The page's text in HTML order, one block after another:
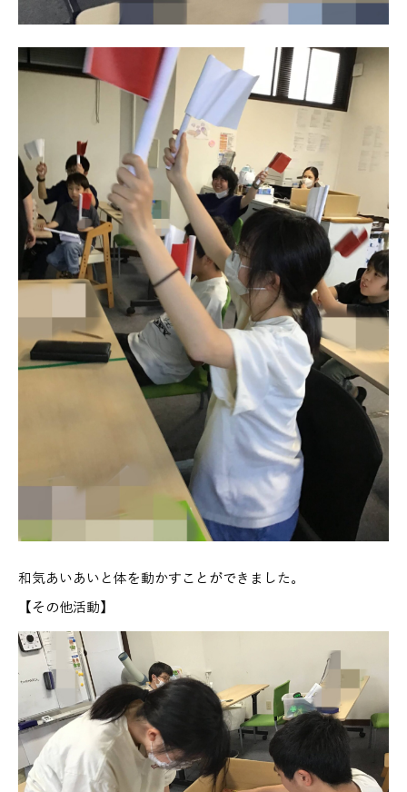
和気あいあいと体を動かすことができました。
【その他活動】